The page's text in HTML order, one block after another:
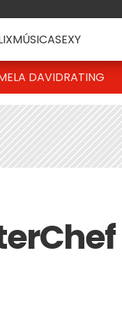
MÚSICASEXY
DAVIDRATING